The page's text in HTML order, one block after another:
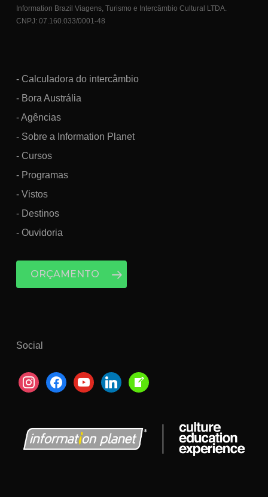
Information Brazil Viagens, Turismo e Intercâmbio Cultural LTDA.
CNPJ: 07.160.033/0001-48
- Calculadora do intercâmbio
- Bora Austrália
- Agências
- Sobre a Information Planet
- Cursos
- Programas
- Vistos
- Destinos
- Ouvidoria
ORÇAMENTO
Social
instagramfacebookyoutubelinkedinwelcome-